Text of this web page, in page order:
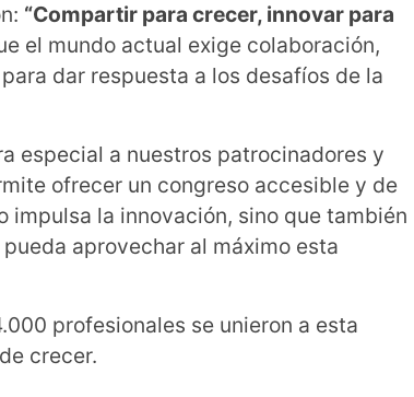
“Compartir para crecer, innovar para
el mundo actual exige colaboración,
dar respuesta a los desafíos de la
especial a nuestros patrocinadores y
ofrecer un congreso accesible y de
impulsa la innovación, sino que también
aprovechar al máximo esta
profesionales se unieron a esta
crecer.